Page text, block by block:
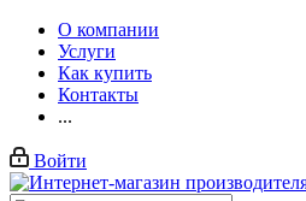
О компании
Услуги
Как купить
Контакты
...
Войти